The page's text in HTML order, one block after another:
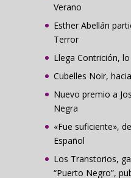
Verano
Esther Abellán
Terror
Llega Contrición,
Cubelles Noir,
Nuevo premio a
Negra
«Fue suficiente»,
Español
Los Transtorios,
“Puerto Negro”,